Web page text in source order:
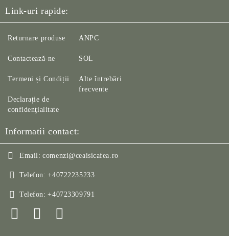
Link-uri rapide:
Returnare produse
Contactează-ne
Termeni și Condiții
Declarație de
confidenţialitate
ANPC
SOL
Alte întrebări
frecvente
Informatii contact:
Email: comenzi@ceaisicafea.ro
Telefon: +40722235233
Telefon: +40723309791